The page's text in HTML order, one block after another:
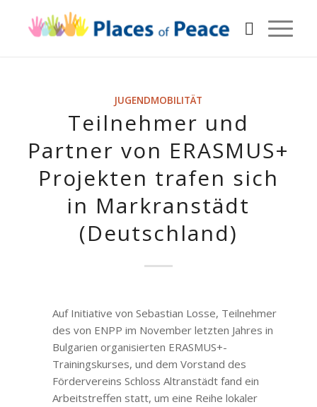
JUGENDMOBILITÄT
Teilnehmer und
Partner von ERASMUS+
Projekten trafen sich
in Markranstädt
(Deutschland)
Auf Initiative von Sebastian Losse, Teilnehmer
des von ENPP im November letzten Jahres in
Bulgarien organisierten ERASMUS+-
Trainingskurses, und dem Vorstand des
Fördervereins Schloss Altranstädt fand ein
Arbeitstreffen statt, um eine Reihe lokaler